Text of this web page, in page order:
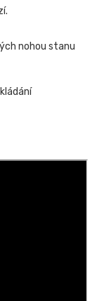
nohou stanu